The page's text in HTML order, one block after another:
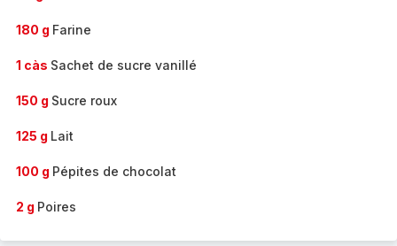
180 g Farine
1 càs Sachet de sucre vanillé
150 g Sucre roux
125 g Lait
100 g Pépites de chocolat
2 g Poires